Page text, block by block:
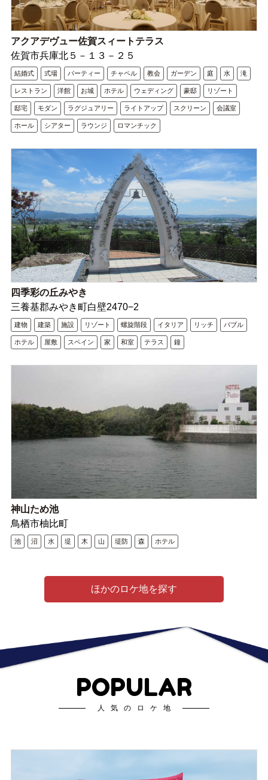
アクアデヴュー佐賀スィートテラス
佐賀市兵庫北５－１３－２５
結婚式 式場 パーティー チャペル 教会 ガーデン 庭 水 滝
レストラン 洋館 お城 ホテル ウェディング 豪邸 リゾート
邸宅 モダン ラグジュアリー ライトアップ スクリーン 会議室
ホール シアター ラウンジ ロマンチック
四季彩の丘みやき
三養基郡みやき町白壁2470−2
建物 建築 施設 リゾート 螺旋階段 イタリア リッチ バブル
ホテル 屋敷 スペイン 家 和室 テラス 鐘
神山ため池
鳥栖市柚比町
池 沼 水 堤 木 山 堤防 森 ホテル
ほかのロケ地を探す
POPULAR
人気のロケ地